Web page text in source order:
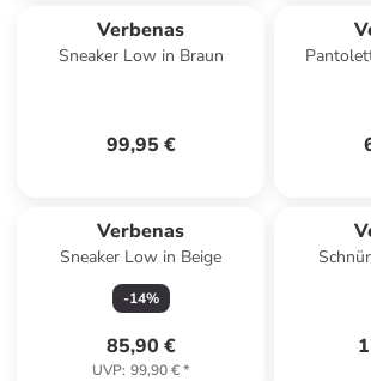
Verbenas
Sneaker Low in Braun
99,95 €
Verbenas
Sneaker Low in Beige
-14%
85,90 €
UVP: 99,90 €*